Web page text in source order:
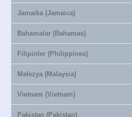
Jamaika (Jamaica)
Bahamalar (Bahamas)
Filipinler (Philippines)
Malezya (Malaysia)
Vietnam (Vietnam)
Pakistan (Pakistan)